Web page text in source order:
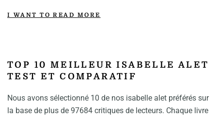
I WANT TO READ MORE
TOP 10 MEILLEUR ISABELLE ALET
TEST ET COMPARATIF
Nous avons sélectionné 10 de nos isabelle alet préférés sur
la base de plus de 97684 critiques de lecteurs. Chaque livre